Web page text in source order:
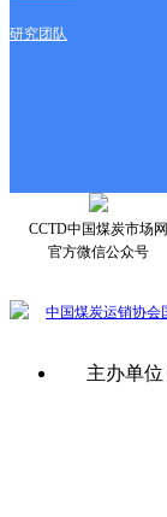
研究团队
CCTD中国煤炭市场网
官方微信公众号
中国煤炭运销协会
主办单位